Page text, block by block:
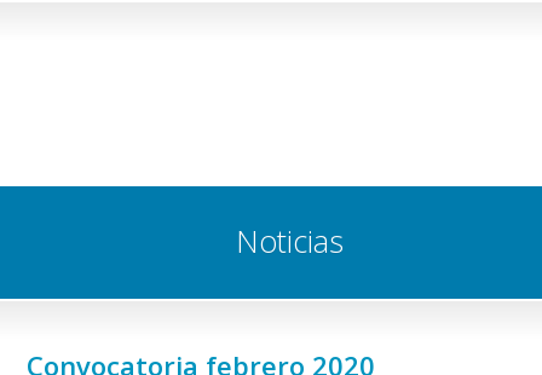
Noticias
Convocatoria febrero 2020